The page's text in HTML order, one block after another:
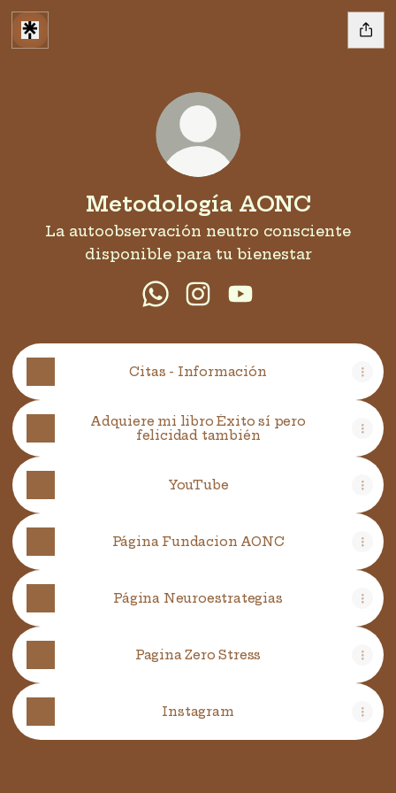
Metodología AONC
La autoobservación neutro consciente
disponible para tu bienestar
Citas - Información
Adquiere mi libro Éxito sí pero
felicidad también
YouTube
Página Fundacion AONC
Página Neuroestrategias
Pagina Zero Stress
Instagram